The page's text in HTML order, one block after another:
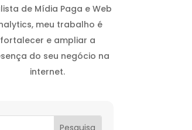
de Mídia Paga e Web
meu trabalho é
fortalecer e ampliar a
do seu negócio na
internet.